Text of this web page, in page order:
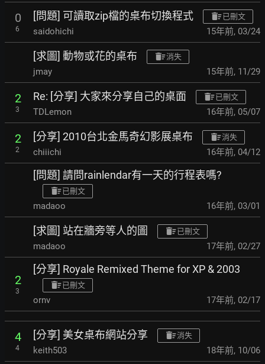
0
6
[問題] 可讀取zip檔的桌布切換程式 已刪文
saidohichi 15年前, 03/24
[求圖] 動物或花的桌布 消失
jmay 15年前, 11/29
2
3
Re: [分享] 大家來分享自己的桌面 已刪文
TDLemon 16年前, 05/07
2
2
[分享] 2010台北金馬奇幻影展桌布 消失
chiiichi 16年前, 04/12
[問題] 請問rainlendar有一天的行程表嗎?
已刪文
madaoo 16年前, 03/01
[求圖] 站在牆旁等人的圖 已刪文
madaoo 17年前, 02/27
2
3
[分享] Royale Remixed Theme for XP & 2003
已刪文
ornv 17年前, 02/17
4
4
[分享] 美女桌布網站分享 消失
keith503 18年前, 10/06